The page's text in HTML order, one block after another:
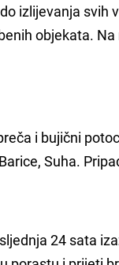
izlijevanja svih
objekata.
i bujični
Suha.
24 sata